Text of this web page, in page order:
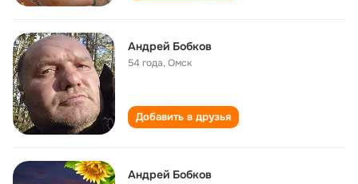
Андрей Бобков
54 года,Омск
Добавить в друзья
Андрей Бобков